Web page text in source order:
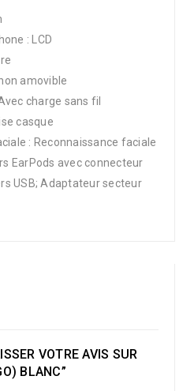
: LCD
amovible
charge sans fil
casque
: Reconnaissance faciale
EarPods avec connecteur
USB; Adaptateur secteur
VOTRE AVIS SUR
BLANC”